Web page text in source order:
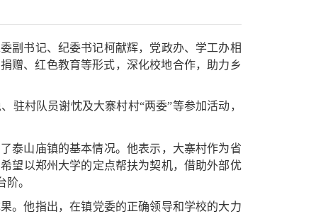
副书记、纪委书记柯献辉， 党政办、学工办相
赠、红色教育等形式，深化校地合作，助力乡
、驻村队员谢忱及大寨村村“两委”等参加活动，
泰山庙镇的基本情况。他表示 ，大寨村作为省
望以郑州大学的定点帮扶为契机，借助外部优
。
。他指出，在镇党委的正确领导和学校的大力